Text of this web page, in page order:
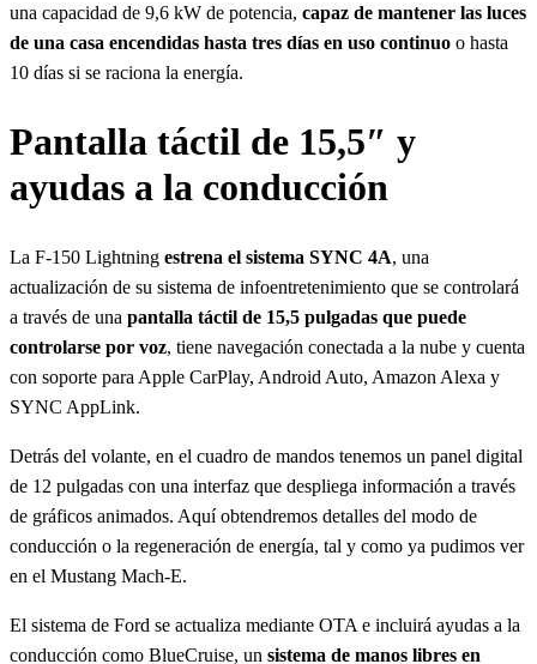
una capacidad de 9,6 kW de potencia, capaz de mantener las luces
de una casa encendidas hasta tres días en uso continuo o hasta
10 días si se raciona la energía.
Pantalla táctil de 15,5″ y
ayudas a la conducción
La F-150 Lightning estrena el sistema SYNC 4A, una
actualización de su sistema de infoentretenimiento que se controlará
a través de una pantalla táctil de 15,5 pulgadas que puede
controlarse por voz, tiene navegación conectada a la nube y cuenta
con soporte para Apple CarPlay, Android Auto, Amazon Alexa y
SYNC AppLink.
Detrás del volante, en el cuadro de mandos tenemos un panel digital
de 12 pulgadas con una interfaz que despliega información a través
de gráficos animados. Aquí obtendremos detalles del modo de
conducción o la regeneración de energía, tal y como ya pudimos ver
en el Mustang Mach-E.
El sistema de Ford se actualiza mediante OTA e incluirá ayudas a la
conducción como BlueCruise, un sistema de manos libres en